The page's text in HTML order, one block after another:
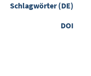
Schlagwörter (DE)
DOI